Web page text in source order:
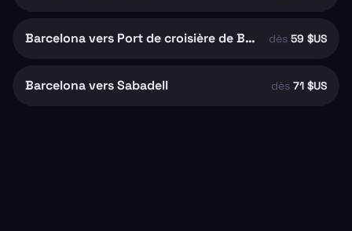
Barcelona vers Port de croisière de Barcelone dès 59 $US
Barcelona vers Sabadell dès 71 $US